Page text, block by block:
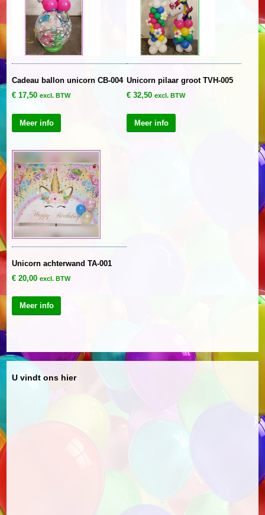
Cadeau ballon unicorn CB-004
€17,50 excl. BTW
Meer info
Unicorn pilaar groot TVH-005
€32,50 excl. BTW
Meer info
Unicorn achterwand TA-001
€20,00 excl. BTW
Meer info
U vindt ons hier